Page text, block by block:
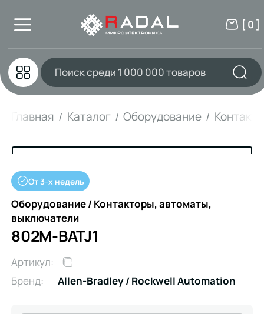
[ 0 ]
Главная Каталог Оборудование
От 3-х недель
Оборудование / Контакторы, автоматы,
выключатели
802M-BATJ1
Артикул:
Бренд:
Allen-Bradley / Rockwell Automation